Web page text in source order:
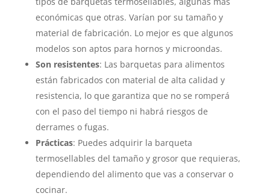
económicas que otras. Varían por su tamaño y
material de fabricación. Lo mejor es que algunos
modelos son aptos para hornos y microondas.
Son resistentes: Las barquetas para alimentos
están fabricados con material de alta calidad y
resistencia, lo que garantiza que no se romperá
con el paso del tiempo ni habrá riesgos de
derrames o fugas.
Prácticas: Puedes adquirir la barqueta
termosellables del tamaño y grosor que requieras,
dependiendo del alimento que vas a conservar o
cocinar.